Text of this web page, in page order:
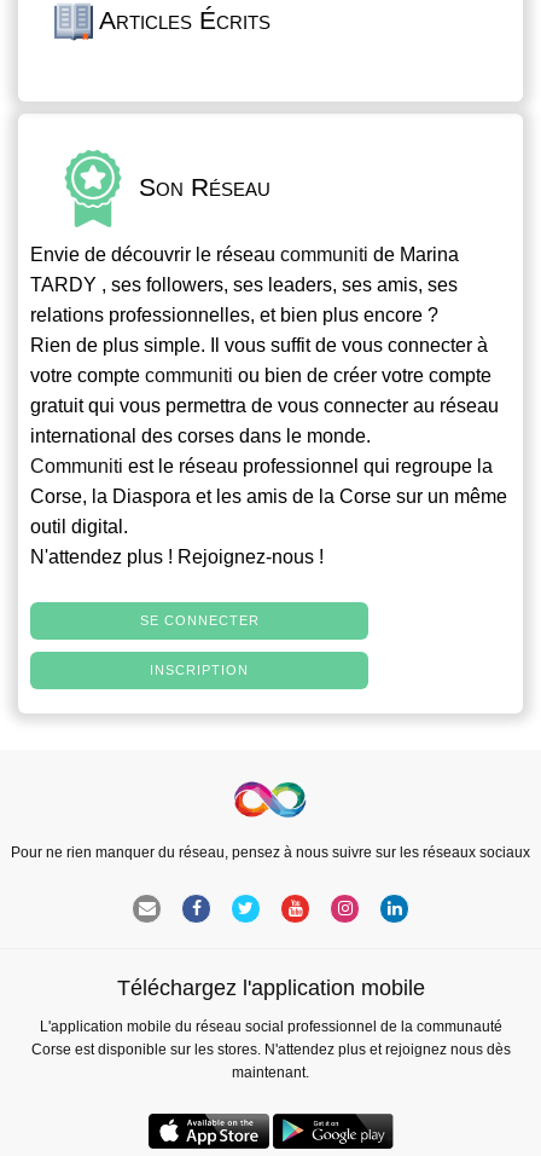
Articles Écrits
Son Réseau
Envie de découvrir le réseau communiti de Marina
TARDY , ses followers, ses leaders, ses amis, ses
relations professionnelles, et bien plus encore ?
Rien de plus simple. Il vous suffit de vous connecter à
votre compte communiti ou bien de créer votre compte
gratuit qui vous permettra de vous connecter au réseau
international des corses dans le monde.
Communiti est le réseau professionnel qui regroupe la
Corse, la Diaspora et les amis de la Corse sur un même
outil digital.
N'attendez plus ! Rejoignez-nous !
SE CONNECTER
INSCRIPTION
Pour ne rien manquer du réseau, pensez à nous suivre sur les réseaux sociaux
Téléchargez l'application mobile
L'application mobile du réseau social professionnel de la communauté
Corse est disponible sur les stores. N'attendez plus et rejoignez nous dès
maintenant.